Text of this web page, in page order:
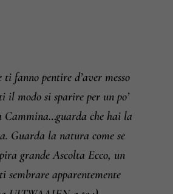
fanno pentire d’aver messo
modo si sparire per un po’
Cammina…guarda che hai la
Guarda la natura come se
grande Ascolta Ecco, un
sembrare apparentemente